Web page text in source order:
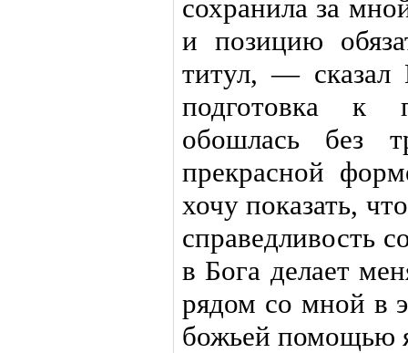
сохранила за
и позицию
титул, —
подготовка к
обошлась без
прекрасной
хочу показать,
справедливость
в Бога делает
рядом со мной в
божьей помощью